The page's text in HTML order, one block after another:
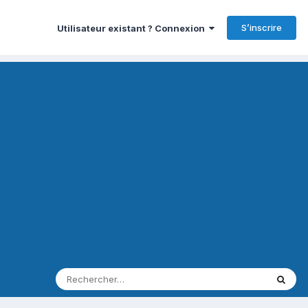
Utilisateur existant ? Connexion S’inscrire